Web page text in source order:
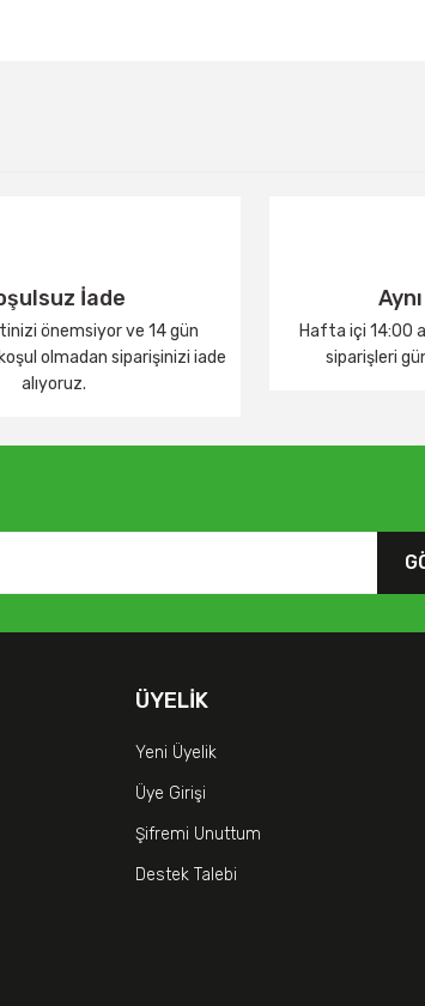
İade
önemsiyor ve 14 gün
olmadan siparişinizi iade
alıyoruz.
Hafta içi 14:00
siparişleri
ÜYELIK
Yeni Üyelik
Üye Girişi
Şifremi Unuttum
Destek Talebi